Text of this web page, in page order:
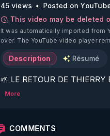
45 views
Posted on
This video may be deleted
It was automatically imported from
over. The YouTube video player
Description Résumé
🌱 LE RETOUR DE
🌱 LE MAGAZINE RÉGÉNÈRE
More
COMMENTS